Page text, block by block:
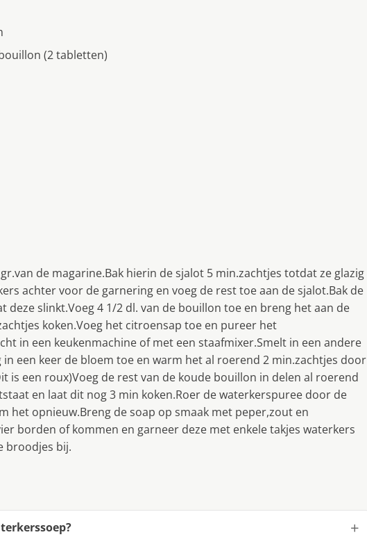
(2 tabletten)
de magarine.Bak hierin de sjalot 5 min.zachtjes totdat ze glazig
achter voor de garnering en voeg de rest toe aan de sjalot.Bak de
deze slinkt.Voeg 4 1/2 dl. van de bouillon toe en breng het aan de
koken.Voeg het citroensap toe en pureer het
in een keukenmachine of met een staafmixer.Smelt in een andere
een keer de bloem toe en warm het al roerend 2 min.zachtjes door
is een roux)Voeg de rest van de koude bouillon in delen al roerend
en laat dit nog 3 min koken.Roer de waterkerspuree door de
het opnieuw.Breng de soap op smaak met peper,zout en
borden of kommen en garneer deze met enkele takjes waterkers
broodjes bij.